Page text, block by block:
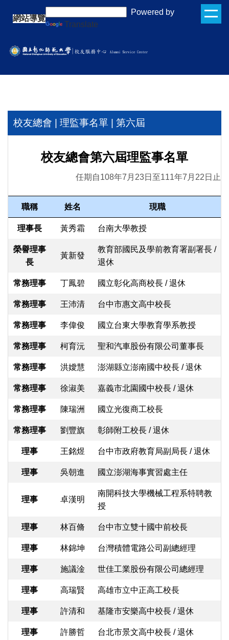
要
內
網站導覽
Powered by
Translate
校友總會 | 理監事名單 | 第六屆
校友總會第六屆理監事名單
任期自108年7月23日至111年7月22日止
職稱 姓名 現職
理事長 黃秀霜 台南大學教授
榮譽理事
長
黃新發
教育部國民及學前教育署副署長 /
退休
常務理事 丁鳳碧 國立彰化高商校長 / 退休
常務理事 王沛清 台中市惠文高中校長
常務理事 李偉俊 國立台東大學教育學系教授
常務理事 柯育沅 聖和汽車股份有限公司董事長
常務理事 洪嬡慧 澎湖縣立澎南國中校長 / 退休
常務理事 徐淑美 嘉義市北園國中校長 / 退休
常務理事 陳瑞洲 國立光復商工校長
常務理事 劉豐旗 彰師附工校長 / 退休
理事 王銘煜 台中市政府教育局副局長 / 退休
理事 吳朝進 國立澎湖海事實習處主任
理事 卓漢明
南開科技大學機械工程系特聘教
授
理事 林百脩 台中市立雙十國中前校長
理事 林錦坤 台灣積體電路公司副總經理
理事 施議淦 世佳工業股份有限公司總經理
理事 高瑞賢 高雄市立中正高工校長
理事 許清和 基隆市安樂高中校長 / 退休
理事 許勝哲 台北市景文高中校長 / 退休